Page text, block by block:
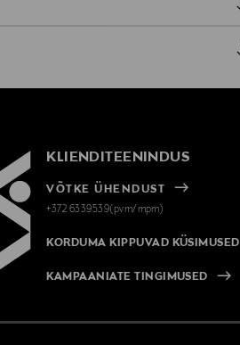
KLIENDITEENINDUS
VÕTKE ÜHENDUST
+372 6339539(pvm/mpm)
KORDUMA KIPPUVAD KÜSIMUSED
KAMPAANIATE TINGIMUSED